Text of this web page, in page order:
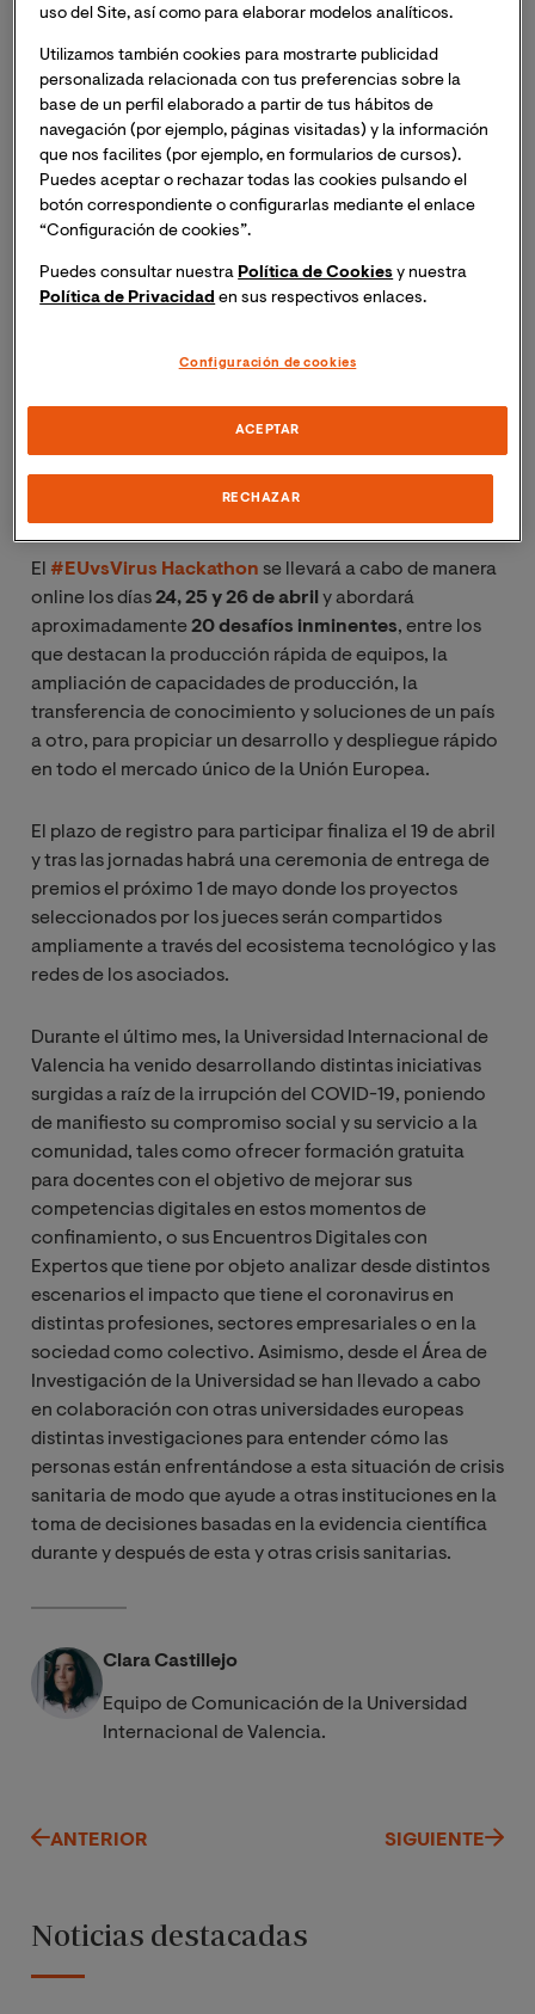
Esta iniciativa se llevará a cabo los días 24, 25 y 26
de abril y abordará aproximadamente 20 desafíos
inminentes
LaUniversidad Internacional de Valencia (VIU)es
una de las instituciones académicas de enseñanza
superior que se ha sumado como socio colaborador del
gran Hackathon paneuropeo, sumándose así a los
principales actores del ecosistema digital más
conectados a nivel nacional de toda Europa.
estrecha colaboración con sus estados miembros,
innovadores, inversores y otros socios estratégicos de
innovadoras que permitan hacer frente a los retos
planteados por el coronavirus.
El #EUvsVirus Hackathon se llevará a cabo de manera
online los días24, 25 y 26 de abril y abordará
aproximadamente20 desafíos inminentes, entre los
que destacan la producción rápida de equipos, la
ampliación de capacidades de producción, la
transferencia de conocimiento y soluciones de un país
a otro, para propiciar un desarrollo y despliegue rápido
en todo el mercado único de la Unión Europea.
El plazo de registro para participar finaliza el 19 de abril
y tras las jornadas habrá una ceremonia de entrega de
premios el próximo 1 de mayo donde los proyectos
seleccionados por los jueces serán compartidos
ampliamente a través del ecosistema tecnológico y las
redes de los asociados.
Durante el último mes, la Universidad Internacional de
Valencia ha venido desarrollando distintas iniciativas
surgidas a raíz de la irrupción del COVID-19, poniendo
de manifiesto su compromiso social y su servicio a la
comunidad, tales como ofrecer formación gratuita
para docentes con el objetivo de mejorar sus
competencias digitales en estos momentos de
confinamiento, o sus Encuentros Digitales con
Expertos que tiene por objeto analizar desde distintos
escenarios el impacto que tiene el coronavirus en
distintas profesiones, sectores empresariales o en la
sociedad como colectivo. Asimismo, desde el Área de
Investigación de la Universidad se han llevado a cabo
en colaboración con otras universidades europeas
distintas investigaciones para entender cómo las
personas están enfrentándose a esta situación de crisis
sanitaria de modo que ayude a otras instituciones en la
toma de decisiones basadas en la evidencia científica
durante y después de esta y otras crisis sanitarias.
Clara Castillejo
Equipo de Comunicación de la Universidad
Internacional de Valencia.
ANTERIOR SIGUIENTE
Noticias destacadas
uso del Site, así como para elaborar modelos analíticos.
Utilizamos también cookies para mostrarte publicidad
personalizada relacionada con tus preferencias sobre la
base de un perfil elaborado a partir de tus hábitos de
navegación (por ejemplo, páginas visitadas) y la información
que nos facilites (por ejemplo, en formularios de cursos).
Puedes aceptar o rechazar todas las cookies pulsando el
botón correspondiente o configurarlas mediante el enlace
“Configuración de cookies”.
Puedes consultar nuestra Política de Cookies y nuestra
Política de Privacidad en sus respectivos enlaces.
Configuración de cookies
RECHAZAR
ACEPTAR